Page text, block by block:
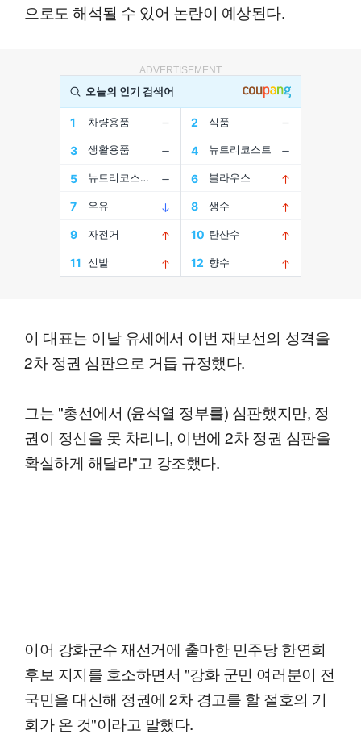
으로도 해석될 수 있어 논란이 예상된다.
ADVERTISEMENT
이 대표는 이날 유세에서 이번 재보선의 성격을
2차 정권 심판으로 거듭 규정했다.
그는 "총선에서 (윤석열 정부를) 심판했지만, 정
권이 정신을 못 차리니, 이번에 2차 정권 심판을
확실하게 해달라"고 강조했다.
이어 강화군수 재선거에 출마한 민주당 한연희
후보 지지를 호소하면서 "강화 군민 여러분이 전
국민을 대신해 정권에 2차 경고를 할 절호의 기
회가 온 것"이라고 말했다.